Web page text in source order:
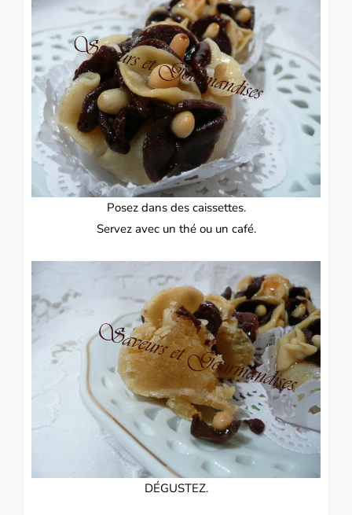
Posez dans des caissettes.
Servez avec un thé ou un café.
DÉGUSTEZ.